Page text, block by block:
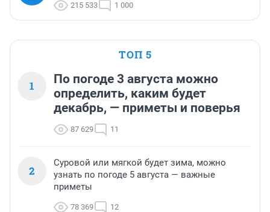
215 533 1 000
ТОП 5
1
По погоде 3 августа можно
определить, каким будет
декабрь, — приметы и поверья
87 629 11
2
Суровой или мягкой будет зима, можно
узнать по погоде 5 августа — важные
приметы
78 369 12